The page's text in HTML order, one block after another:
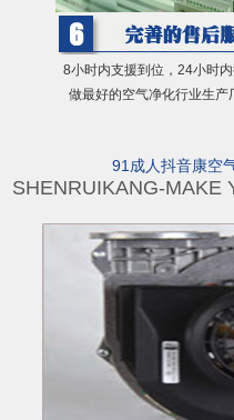
8小时内支援到位，24小时
做最好的空气净化行业生产
91成人抖音康空
SHENRUIKANG-MAKE